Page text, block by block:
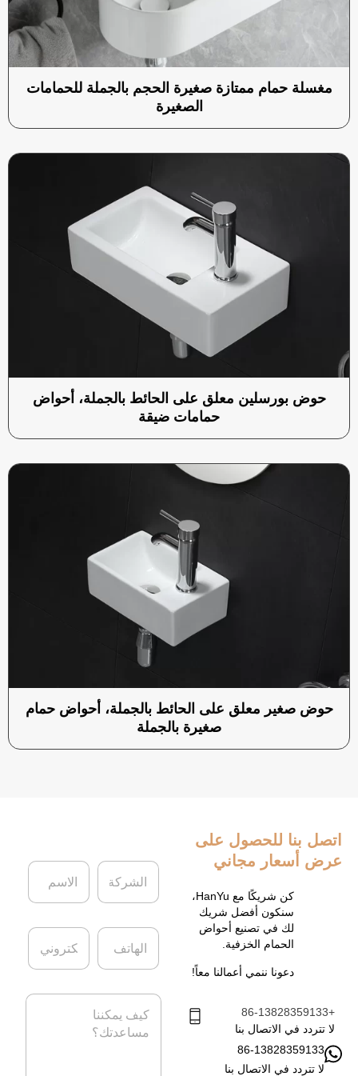
مغسلة حمام ممتازة صغيرة الحجم بالجملة للحمامات
الصغيرة
حوض بورسلين معلق على الحائط بالجملة، أحواض
حمامات ضيقة
حوض صغير معلق على الحائط بالجملة، أحواض حمام
صغيرة بالجملة
اتصل بنا للحصول على
عرض أسعار مجاني
كن شريكًا مع HanYu،
سنكون أفضل شريك
لك في تصنيع أحواض
الحمام الخزفية.
دعونا ننمي أعمالنا معاً!
+86-13828359133
لا تتردد في الاتصال بنا
86-13828359133
لا تتردد في الاتصال بنا
ا
ا
م
ا
ش
ك
ا
ب
ي
ا
ه
ت
ف
ا